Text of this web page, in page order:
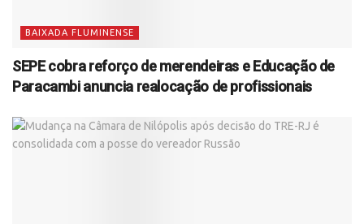
BAIXADA FLUMINENSE
SEPE cobra reforço de merendeiras e Educação de
Paracambi anuncia realocação de profissionais